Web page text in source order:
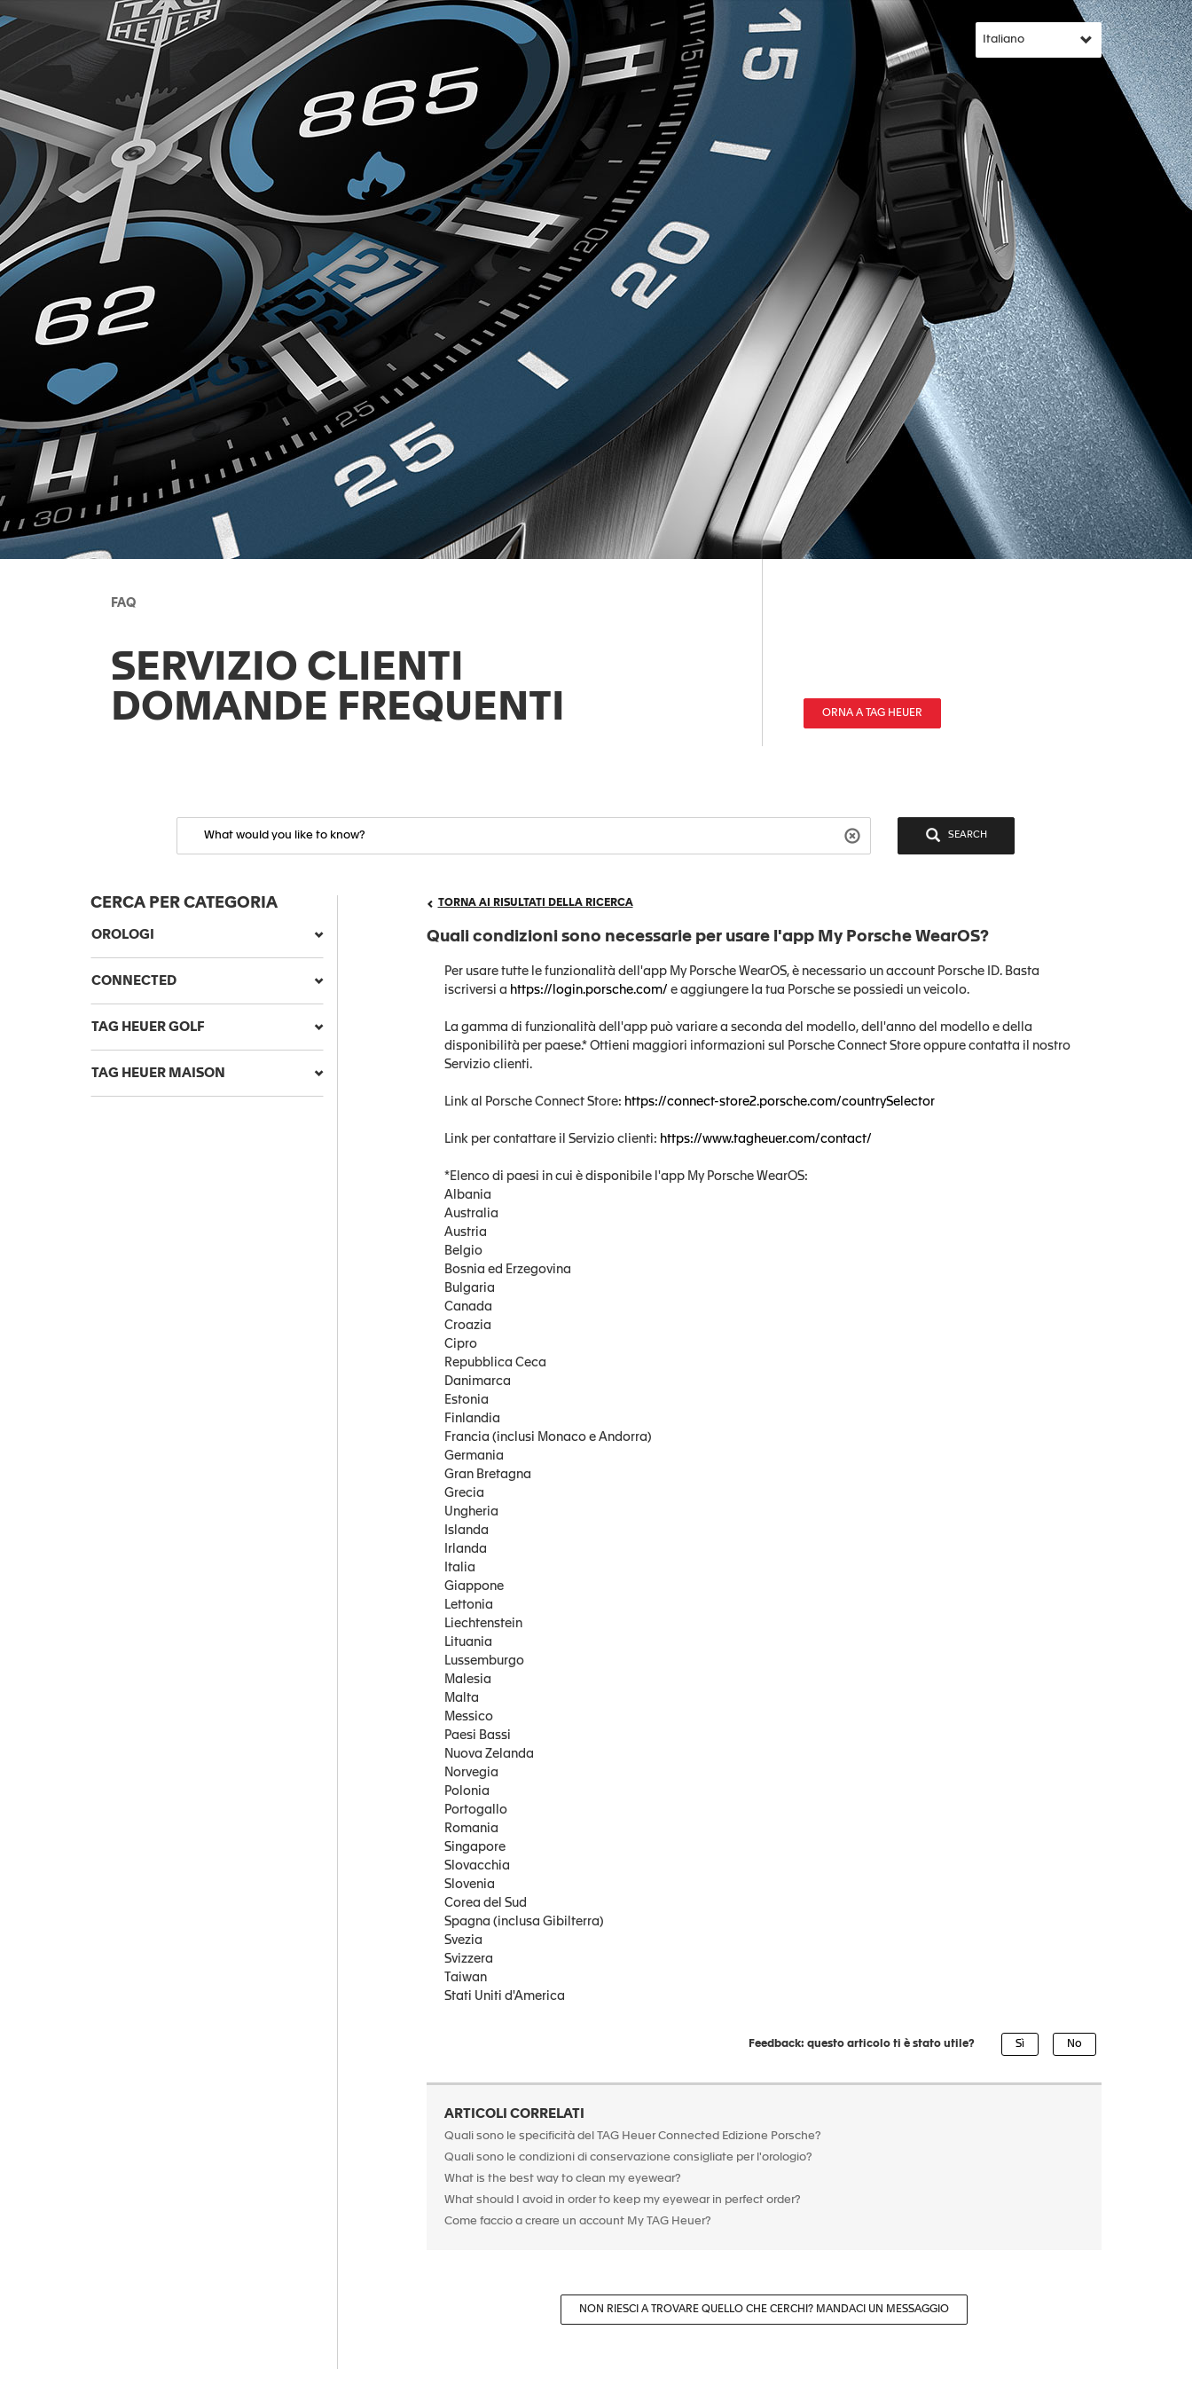
FAQ
SERVIZIO CLIENTI
DOMANDE FREQUENTI
ORNA A TAG HEUER
SEARCH
CERCA PER CATEGORIA
OROLOGI
CONNECTED
TAG HEUER GOLF
TAG HEUER MAISON
TORNA AI RISULTATI DELLA RICERCA
Quali condizioni sono necessarie per usare l'app My Porsche WearOS?
Per usare tutte le funzionalità dell'app My Porsche WearOS, è necessario un account Porsche ID. Basta
iscriversi a https://login.porsche.com/ e aggiungere la tua Porsche se possiedi un veicolo.
La gamma di funzionalità dell'app può variare a seconda del modello, dell'anno del modello e della
disponibilità per paese.* Ottieni maggiori informazioni sul Porsche Connect Store oppure contatta il nostro
Servizio clienti.
Link al Porsche Connect Store: https://connect-store2.porsche.com/countrySelector
Link per contattare il Servizio clienti: https://www.tagheuer.com/contact/
*Elenco di paesi in cui è disponibile l'app My Porsche WearOS:
Albania
Australia
Austria
Belgio
Bosnia ed Erzegovina
Bulgaria
Canada
Croazia
Cipro
Repubblica Ceca
Danimarca
Estonia
Finlandia
Francia (inclusi Monaco e Andorra)
Germania
Gran Bretagna
Grecia
Ungheria
Islanda
Irlanda
Italia
Giappone
Lettonia
Liechtenstein
Lituania
Lussemburgo
Malesia
Malta
Messico
Paesi Bassi
Nuova Zelanda
Norvegia
Polonia
Portogallo
Romania
Singapore
Slovacchia
Slovenia
Corea del Sud
Spagna (inclusa Gibilterra)
Svezia
Svizzera
Taiwan
Stati Uniti d'America
Feedback: questo articolo ti è stato utile?
ARTICOLI CORRELATI
Quali sono le specificità del TAG Heuer Connected Edizione Porsche?
Quali sono le condizioni di conservazione consigliate per l'orologio?
What is the best way to clean my eyewear?
What should I avoid in order to keep my eyewear in perfect order?
Come faccio a creare un account My TAG Heuer?
NON RIESCI A TROVARE QUELLO CHE CERCHI? MANDACI UN MESSAGGIO